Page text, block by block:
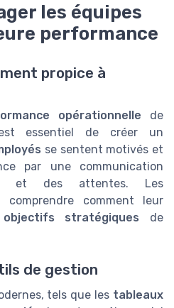
les équipes
performance
propice à
opérationnelle de
essentiel de créer un
se sentent motivés et
par une communication
et des attentes. Les
comprendre comment leur
objectifs stratégiques de
de gestion
tels que les tableaux